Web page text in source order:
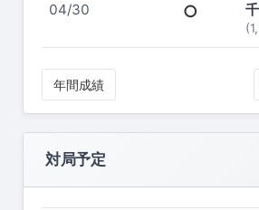
04/30 ○
年間成績
対局予定